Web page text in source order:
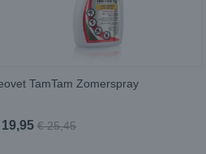
TamTam Zomerspray
€ 25,45